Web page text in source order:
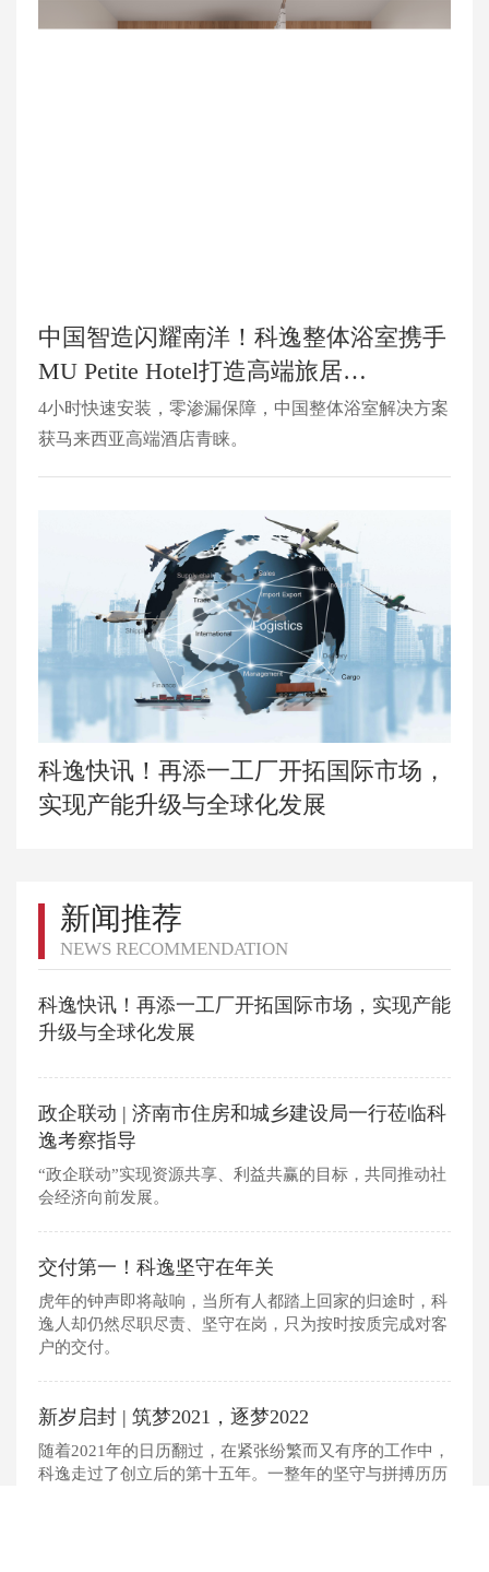
中国智造闪耀南洋！科逸整体浴室携手
MU Petite Hotel打造高端旅居…
4小时快速安装，零渗漏保障，中国整体浴室解决方案
获马来西亚高端酒店青睐。
科逸快讯！再添一工厂开拓国际市场，
实现产能升级与全球化发展
新闻推荐
NEWS RECOMMENDATION
科逸快讯！再添一工厂开拓国际市场，实现产能
升级与全球化发展
政企联动 | 济南市住房和城乡建设局一行莅临科
逸考察指导
“政企联动”实现资源共享、利益共赢的目标，共同推动社
会经济向前发展。
交付第一！科逸坚守在年关
虎年的钟声即将敲响，当所有人都踏上回家的归途时，科
逸人却仍然尽职尽责、坚守在岗，只为按时按质完成对客
户的交付。
新岁启封 | 筑梦2021，逐梦2022
随着2021年的日历翻过，在紧张纷繁而又有序的工作中，
科逸走过了创立后的第十五年。一整年的坚守与拼搏历历